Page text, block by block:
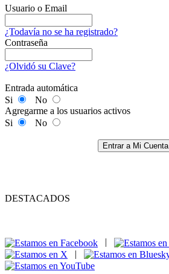
Usuario o Email
¿Todavía no se ha registrado?
Contraseña
¿Olvidó su Clave?
Entrada automática
Si
No
Agregarme a los usuarios activos
Si
No
Entrar a Mi Cuenta
DESTACADOS
|
|